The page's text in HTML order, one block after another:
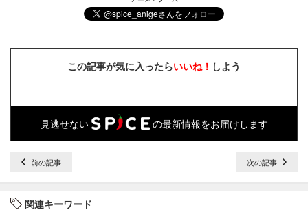
この記事が気に入ったらいいね！ しよう
見逃せない の最新情報をお届けします
前の記事 次の記事
関連キーワード